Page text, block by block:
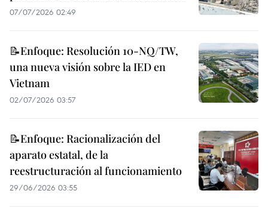
07/07/2026 02:49
📝Enfoque: Resolución 10-NQ/TW,
una nueva visión sobre la IED en
Vietnam
02/07/2026 03:57
📝Enfoque: Racionalización del
aparato estatal, de la
reestructuración al funcionamiento
29/06/2026 03:55